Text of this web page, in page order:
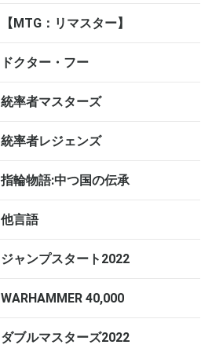
【MTG：リマスター】
ドクター・フー
統率者マスターズ
統率者レジェンズ
指輪物語:中つ国の伝承
他言語
ジャンプスタート2022
WARHAMMER 40,000
ダブルマスターズ2022